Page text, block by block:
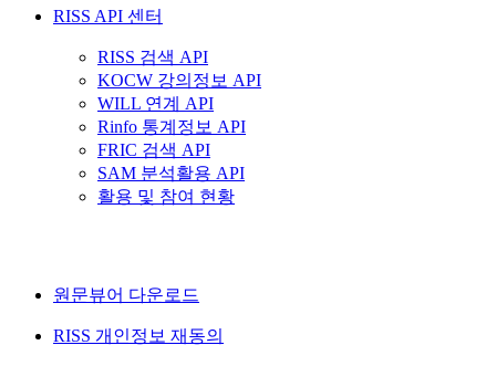
RISS API 센터
RISS 검색 API
KOCW 강의정보 API
WILL 연계 API
Rinfo 통계정보 API
FRIC 검색 API
SAM 분석활용 API
활용 및 참여 현황
원문뷰어 다운로드
RISS 개인정보 재동의